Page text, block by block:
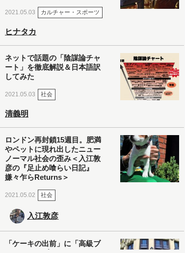
2021.05.03 カルチャー・スポーツ
ヒナタカ
ネットで話題の「陰謀論チャ
ート」を徹底解説＆日本語訳
してみた
2021.05.03 社会
清義明
ロンドン再封鎖15週目。肥満
やペットに現れ出したニュー
ノーマル社会の歪み＜入江敦
彦の『足止め喰らい日記』
嫌々乍らReturns＞
2021.05.02 社会
入江敦彦
「ケーキの出前」に「高級ブ